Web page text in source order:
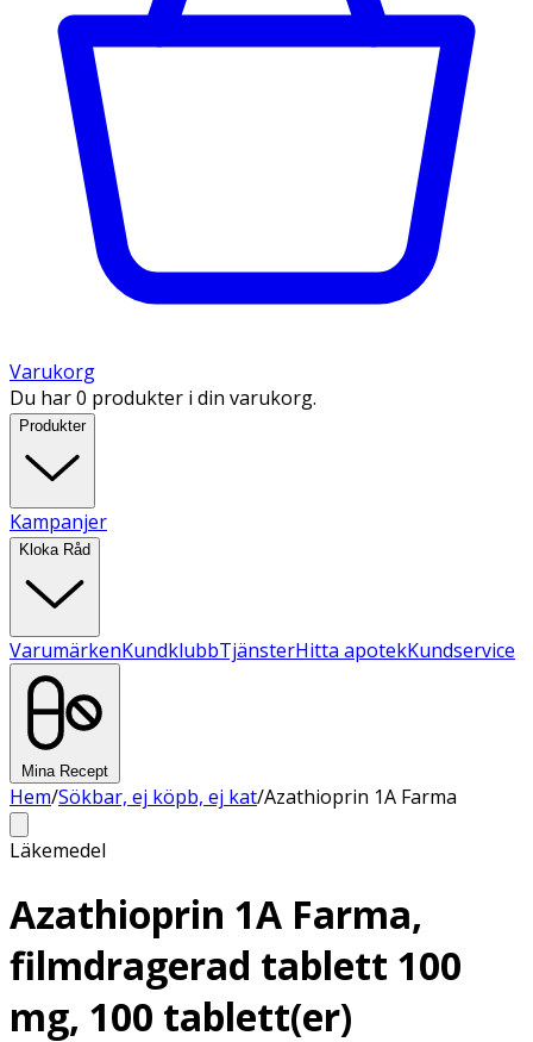
Varukorg
Du har 0 produkter i din varukorg.
Produkter
Kampanjer
Kloka Råd
VarumärkenKundklubbTjänsterHitta apotekKundservice
Mina Recept
Hem/Sökbar, ej köpb, ej kat/Azathioprin 1A Farma
Läkemedel
Azathioprin 1A Farma,
filmdragerad tablett 100
mg, 100 tablett(er)